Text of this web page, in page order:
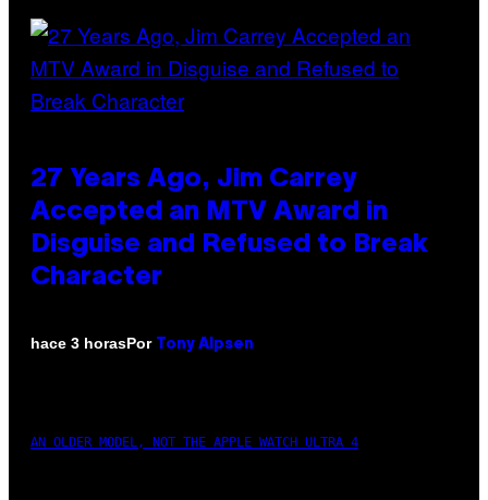
27 Years Ago, Jim Carrey
Accepted an MTV Award in
Disguise and Refused to Break
Character
hace 3 horasPor Tony Alpsen
AN OLDER MODEL, NOT THE APPLE WATCH ULTRA 4